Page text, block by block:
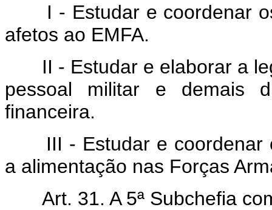
I - Estudar e coordenar
afetos ao EMFA.
II - Estudar e elaborar a
pessoal militar e demais
financeira.
III - Estudar e coordenar
a alimentação nas Forças
Art. 31. A 5ª Subchefia